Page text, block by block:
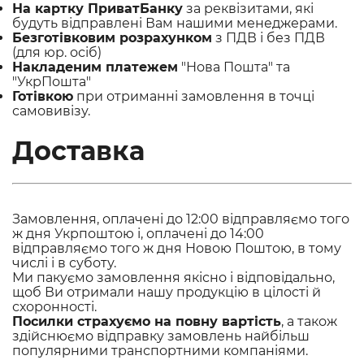
На картку ПриватБанку за реквізитами, які
будуть відправлені Вам нашими менеджерами.
Безготівковим розрахунком з ПДВ і без ПДВ
(для юр. осіб)
Накладеним платежем "Нова Пошта" та
"УкрПошта"
Готівкою при отриманні замовлення в точці
самовивізу.
Доставка
Замовлення, оплачені до 12:00 відправляємо того
ж дня Укрпоштою і, оплачені до 14:00
відправляємо того ж дня Новою Поштою, в тому
числі і в суботу.
Ми пакуємо замовлення якісно і відповідально,
щоб Ви отримали нашу продукцію в цілості й
схоронності.
Посилки страхуємо на повну вартість, а також
здійснюємо відправку замовлень найбільш
популярними транспортними компаніями.